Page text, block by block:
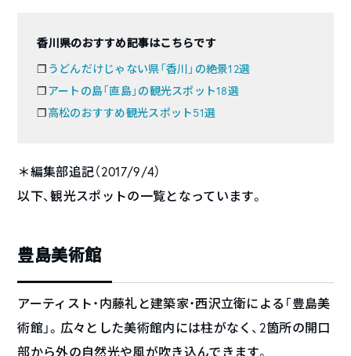
香川県のおすすめ記事はこちらです
❐ うどんだけじゃない県「香川」の絶景12選
❐アートの島「直島」の観光スポット18選
❐高松のおすすめ観光スポット51選
＊編集部追記（2017/9/4）
以下、観光スポットの一覧となっています。
豊島美術館
アーティスト・内藤礼と建築家・西沢立衛による「豊島美
術館」。広々とした美術館内には柱がなく、2箇所の開口
部から外の自然光や風が吹き込んできます。